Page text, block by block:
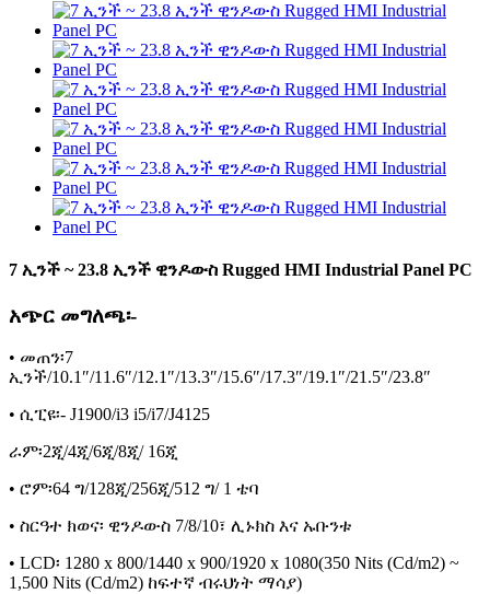
7 ኢንች ~ 23.8 ኢንች ዊንዶውስ Rugged HMI Industrial Panel PC
አጭር መግለጫ፡-
• መጠን፡7
ኢንች/10.1″/11.6″/12.1″/13.3″/15.6″/17.3″/19.1″/21.5″/23.8″
• ሲፒዩ፡- J1900/i3 i5/i7/J4125
ራም፡2ጂ/4ጂ/6ጂ/8ጂ/ 16ጂ
• ሮም፡64 ግ/128ጂ/256ጂ/512 ግ/ 1 ቴባ
• ስርዓተ ክወና፡ ዊንዶውስ 7/8/10፣ ሊኑክስ እና ኡቡንቱ
• LCD፡ 1280 x 800/1440 x 900/1920 x 1080(350 Nits (Cd/m2) ~
1,500 Nits (Cd/m2) ከፍተኛ ብሩህነት ማሳያ)